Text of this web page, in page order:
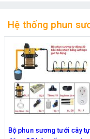
Hệ thống phun
phun sương tưới cây tự